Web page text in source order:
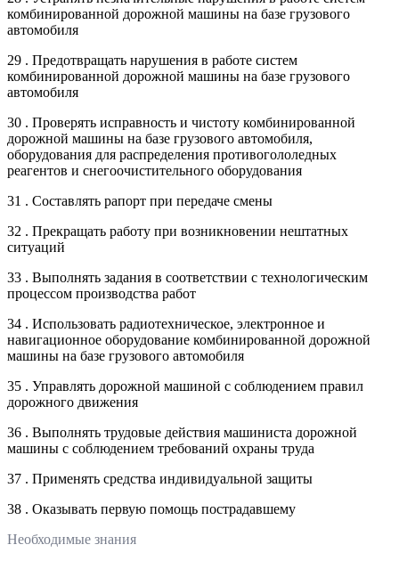
комбинированной дорожной машины на базе грузового
автомобиля
29 . Предотвращать нарушения в работе систем
комбинированной дорожной машины на базе грузового
автомобиля
30 . Проверять исправность и чистоту комбинированной
дорожной машины на базе грузового автомобиля,
оборудования для распределения противогололедных
реагентов и снегоочистительного оборудования
31 . Составлять рапорт при передаче смены
32 . Прекращать работу при возникновении нештатных
ситуаций
33 . Выполнять задания в соответствии с технологическим
процессом производства работ
34 . Использовать радиотехническое, электронное и
навигационное оборудование комбинированной дорожной
машины на базе грузового автомобиля
35 . Управлять дорожной машиной с соблюдением правил
дорожного движения
36 . Выполнять трудовые действия машиниста дорожной
машины с соблюдением требований охраны труда
37 . Применять средства индивидуальной защиты
38 . Оказывать первую помощь пострадавшему
Необходимые знания